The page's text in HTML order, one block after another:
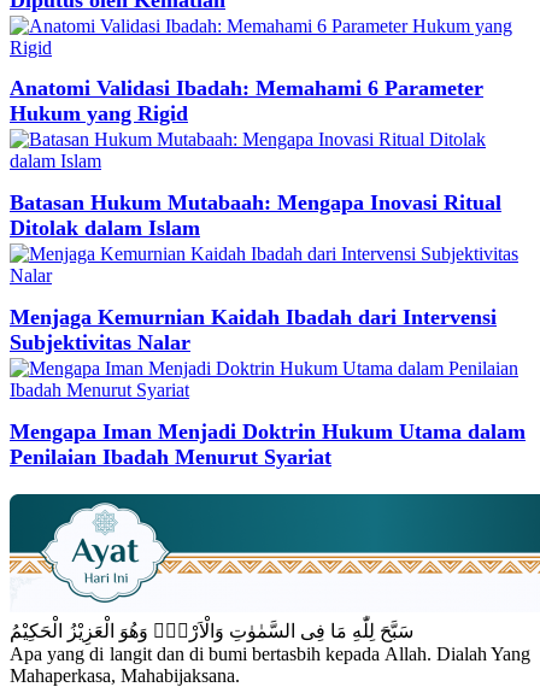
Anatomi Validasi Ibadah: Memahami 6 Parameter
Hukum yang Rigid
Batasan Hukum Mutabaah: Mengapa Inovasi Ritual
Ditolak dalam Islam
Menjaga Kemurnian Kaidah Ibadah dari Intervensi
Subjektivitas Nalar
Mengapa Iman Menjadi Doktrin Hukum Utama dalam
Penilaian Ibadah Menurut Syariat
سَبَّحَ لِلّٰهِ مَا فِى السَّمٰوٰتِ وَالْاَرْضِۚ وَهُوَ الْعَزِيْزُ الْحَكِيْمُ
Apa yang di langit dan di bumi bertasbih kepada Allah. Dialah Yang
Mahaperkasa, Mahabijaksana.